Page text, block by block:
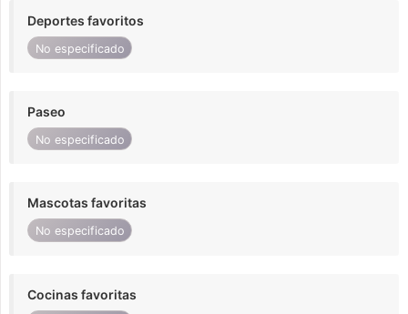
Deportes favoritos
No especificado
Paseo
No especificado
Mascotas favoritas
No especificado
Cocinas favoritas